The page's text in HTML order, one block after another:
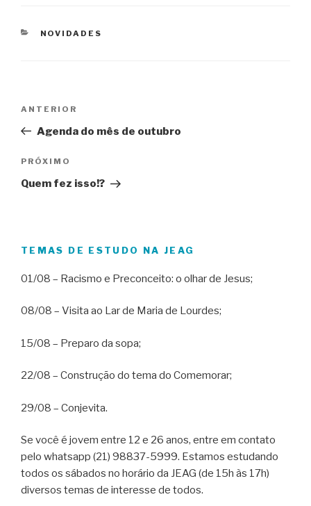
CATEGORIAS
NOVIDADES
Post
Post
anterior
ANTERIOR
Agenda do mês de outubro
Próximo
post
PRÓXIMO
Quem fez isso!?
TEMAS DE ESTUDO NA JEAG
01/08 – Racismo e Preconceito: o olhar de Jesus;
08/08 – Visita ao Lar de Maria de Lourdes;
15/08 – Preparo da sopa;
22/08 – Construção do tema do Comemorar;
29/08 – Conjevita.
Se você é jovem entre 12 e 26 anos, entre em contato
pelo whatsapp (21) 98837-5999. Estamos estudando
todos os sábados no horário da JEAG (de 15h às 17h)
diversos temas de interesse de todos.